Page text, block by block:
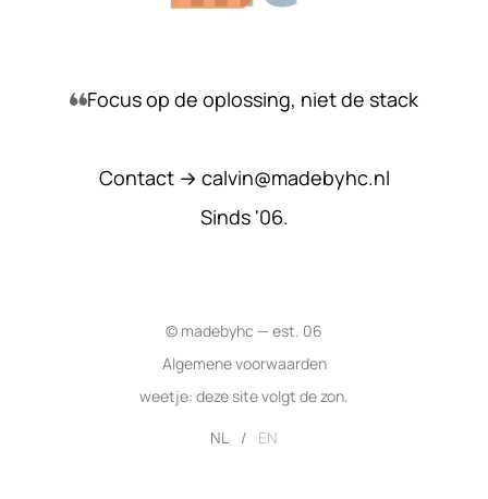
Filosofie
Focus op de oplossing, niet de stack
Contact
Contact → calvin@madebyhc.nl
Sinds '06.
© madebyhc — est. 06
Algemene voorwaarden
weetje: deze site volgt de zon.
NL
/ EN